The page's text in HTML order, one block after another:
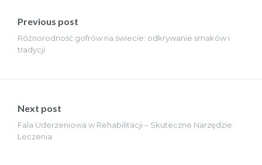
wpisu
Previous post
Różnorodność gofrów na świecie: odkrywanie smaków i
tradycji
Next post
Fala Uderzeniowa w Rehabilitacji – Skuteczne Narzędzie
Leczenia